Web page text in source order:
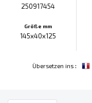
250917454
Größe mm
145x40x125
Übersetzen ins: